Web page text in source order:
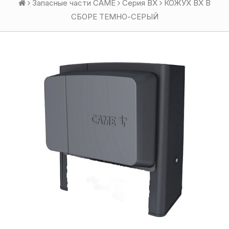
Запасные части CAME Серия BX
КОЖУХ BX В
СБОРЕ ТЕМНО-СЕРЫЙ